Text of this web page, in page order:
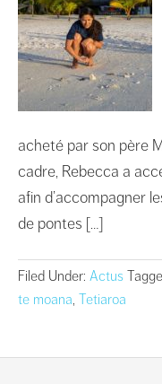
acheté par son père
cadre, Rebecca a
afin d’accompagner
de pontes […]
Filed Under: Actus
te moana, Tetiaroa